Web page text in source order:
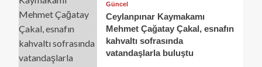
Güncel
Ceylanpınar Kaymakamı
Mehmet Çağatay Çakal, esnafın
kahvaltı sofrasında
vatandaşlarla buluştu